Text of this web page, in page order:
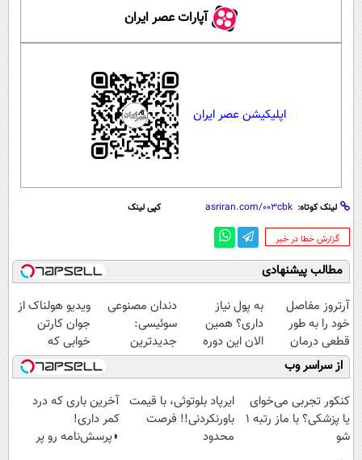
آپارات عصر ایران
اپلیکیشن عصر ایران
لینک کوتاه: کپی لینک
‌گزارش خطا در خبر
مطالب پیشنهادی
آرتروز مفاصل
خود را به طور
قطعی درمان
کنید!
◗پرسش‌نامه◖
به پول نیاز
داری؟ همین
الان این دوره
رایگان رو شرکت
کن تا دیر نشده!
دندان مصنوعی
سوئیسی:
جدیدترین
فناوری اروپا،
سبک و مقاوم |
پرداخت قسطی
ویدیو هولناک از
جوان کارتن
خوابی که
میلیاردر شد.
آموزش رایگان
از سراسر وب
کنکور تجربی می‌خوای
یا پزشکی؟ با ماز رتبه 1
شو
ایرپاد بلوتوثی، با قیمت
باورنکردنی!! فرصت
محدود
آخرین باری که درد
کمر داری!
◗پرسش‌نامه رو پر